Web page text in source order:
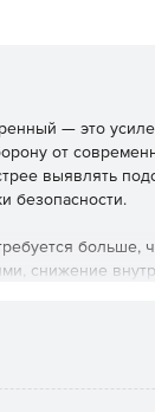
— это
от
выявлять
безопасности.
больше,
снижение
(